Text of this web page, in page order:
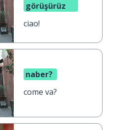
görüşürüz
ciao!
naber?
come va?